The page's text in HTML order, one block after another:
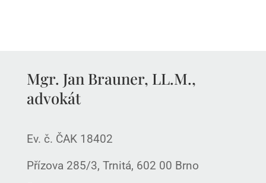
Mgr. Jan Brauner, LL.M.,
advokát
Ev. č. ČAK 18402
Přízova 285/3, Trnitá, 602 00 Brno